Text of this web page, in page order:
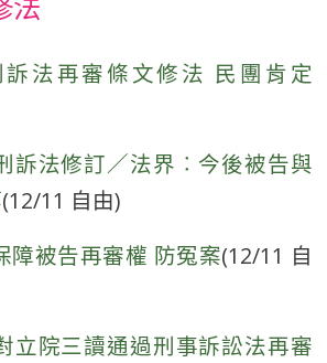
法再審條文修法 民團肯定
法修訂／法界︰今後被告與
(12/11 自由)
被告再審權 防冤案(12/11 自
院三讀通過刑事訴訟法再審